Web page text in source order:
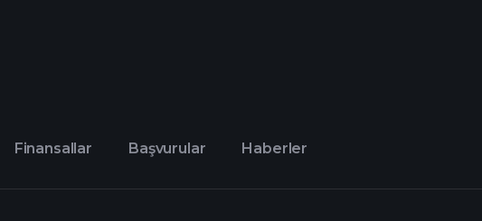
Finansallar Başvurular Haberler